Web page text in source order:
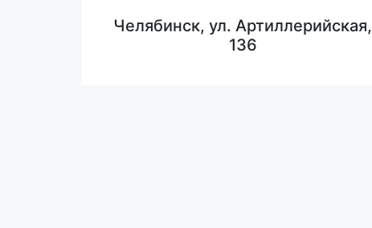
Челябинск, ул. Артиллерийская,
136